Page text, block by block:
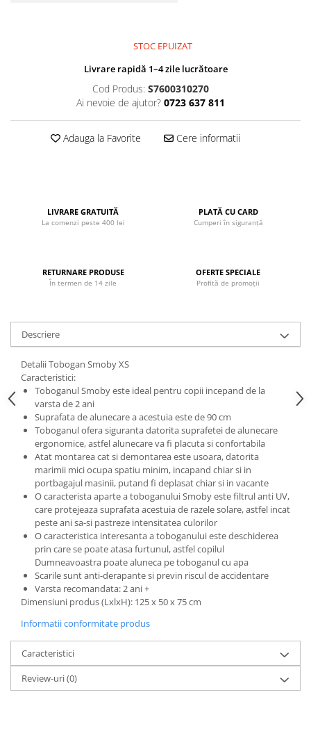
Marionette
MemoRace
Paint Art
Play Doh
Prosperplast
Raduka
Ravensburger
Schmidt
Sequin Art
Silverlit
Simba
Smoby
Spin Master
Stragoo Games
Sycomore
Tender Leaf
Vektory
Viga Toys
STOC EPUIZAT
Livrare rapidă 1–4 zile lucrătoare
Cod Produs: S7600310270
Ai nevoie de ajutor? 0723 637 811
Adauga la Favorite Cere informatii
LIVRARE GRATUITĂ
La comenzi peste 400 lei
PLATĂ CU CARD
Cumperi în siguranță
RETURNARE PRODUSE
În termen de 14 zile
OFERTE SPECIALE
Profită de promoții
Descriere
Detalii Tobogan Smoby XS
Caracteristici:
Toboganul Smoby este ideal pentru copii incepand de la
varsta de 2 ani
Suprafata de alunecare a acestuia este de 90 cm
Toboganul ofera siguranta datorita suprafetei de alunecare
ergonomice, astfel alunecare va fi placuta si confortabila
Atat montarea cat si demontarea este usoara, datorita
marimii mici ocupa spatiu minim, incapand chiar si in
portbagajul masinii, putand fi deplasat chiar si in vacante
O caracterista aparte a toboganului Smoby este filtrul anti UV,
care protejeaza suprafata acestuia de razele solare, astfel incat
peste ani sa-si pastreze intensitatea culorilor
O caracteristica interesanta a toboganului este deschiderea
prin care se poate atasa furtunul, astfel copilul
Dumneavoastra poate aluneca pe toboganul cu apa
Scarile sunt anti-derapante si previn riscul de accidentare
Varsta recomandata: 2 ani +
Dimensiuni produs (LxlxH): 125 x 50 x 75 cm
Informatii conformitate produs
Caracteristici
Review-uri(0)